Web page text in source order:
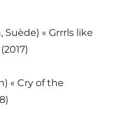
Suède) « Grrrls like
« Cry of the